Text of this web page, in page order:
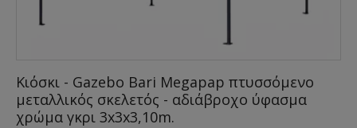
Κιόσκι - Gazebo Bari Megapap πτυσσόμενο
μεταλλικός σκελετός - αδιάβροχο ύφασμα
χρώμα γκρι 3x3x3,10m.